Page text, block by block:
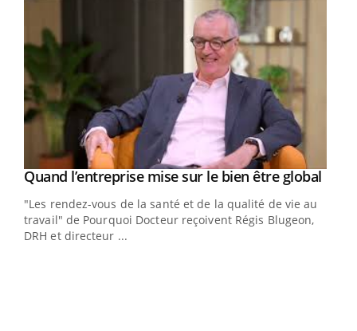
Youtube
Quand l’entreprise mise sur le bien être global
"Les rendez-vous de la santé et de la qualité de vie au
travail" de Pourquoi Docteur reçoivent Régis Blugeon,
DRH et directeur ...